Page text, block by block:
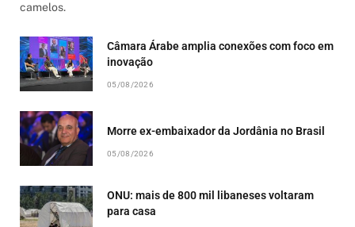
camelos.
Câmara Árabe amplia conexões com foco em
inovação
05/08/2026
Morre ex-embaixador da Jordânia no Brasil
05/08/2026
ONU: mais de 800 mil libaneses voltaram
para casa